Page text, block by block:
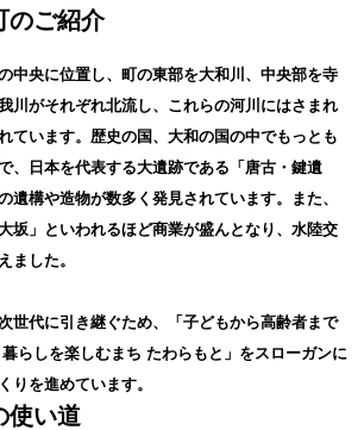
のご紹介
中央に位置し、町の東部を大和川、中央部を寺
川がそれぞれ北流し、これらの河川にはさまれ
ています。歴史の国、大和の国の中でもっとも
、日本を代表する大遺跡である「唐古・鍵遺
遺構や造物が数多く発見されています。また、
坂」といわれるほど商業が盛んとなり、水陸交
ました。
世代に引き継ぐため、「子どもから高齢者まで
らしを楽しむまち たわらもと」をスローガンに
りを進めています。
使い道